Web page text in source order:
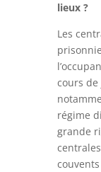
lieux ?
Les
cours de
régime
grande